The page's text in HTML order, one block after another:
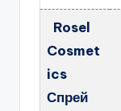
Rosel
Cosmet
ics
Спрей